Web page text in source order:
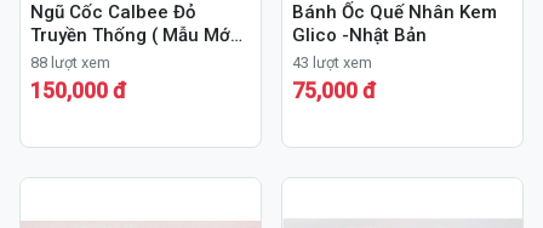
Ngũ Cốc Calbee Đỏ
Truyền Thống ( Mẫu Mới )
750gr
88 lượt xem
150,000 đ
Bánh Ốc Quế Nhân Kem
Glico -Nhật Bản
43 lượt xem
75,000 đ